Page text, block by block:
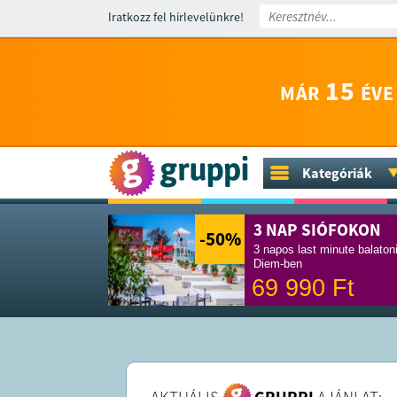
Iratkozz fel hírlevelünkre!
MÁR 15
Kategóriák
-50% 3 NAP SIÓFOKON
3 napos last minute
Diem-ben
69 990 Ft